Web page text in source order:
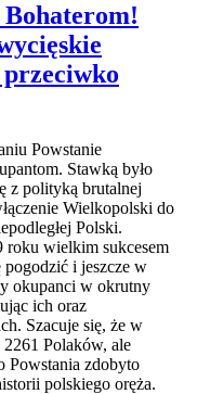
Bohaterom!
Powstanie
Stawką było
z polityką brutalnej
Wielkopolski do
Polski.
roku wielkim sukcesem
i jeszcze w
okupanci w okrutny
ich oraz
Szacuje się, że w
Polaków, ale
Powstania zdobyto
polskiego oręża.